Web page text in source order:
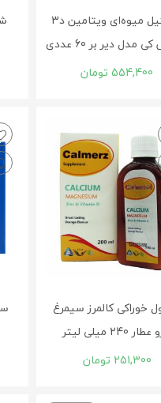
پاستيل ميوه‌‌ای ويتامين د3
مدل دير بر 60 عددی
554,400تومان
خوراکی کالمرز سیمرغ
240 میلی لیتر
251,300 تومان